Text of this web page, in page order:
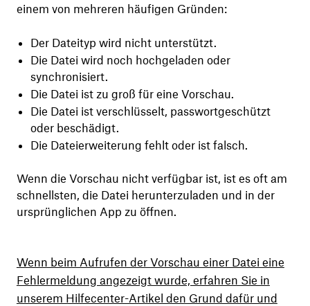
einem von mehreren häufigen Gründen:
Der Dateityp wird nicht unterstützt.
Die Datei wird noch hochgeladen oder
synchronisiert.
Die Datei ist zu groß für eine Vorschau.
Die Datei ist verschlüsselt, passwortgeschützt
oder beschädigt.
Die Dateierweiterung fehlt oder ist falsch.
Wenn die Vorschau nicht verfügbar ist, ist es oft am
schnellsten, die Datei herunterzuladen und in der
ursprünglichen App zu öffnen.
Wenn beim Aufrufen der Vorschau einer Datei eine
Fehlermeldung angezeigt wurde, erfahren Sie in
unserem Hilfecenter-Artikel den Grund dafür und